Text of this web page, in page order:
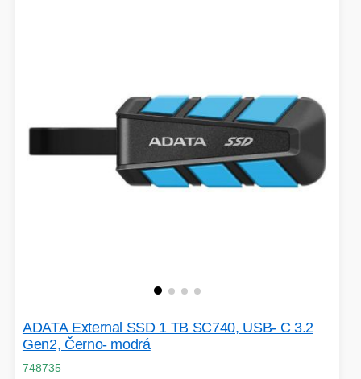
ADATA External SSD 1 TB SC740, USB- C 3.2
Gen2, Černo- modrá
748735